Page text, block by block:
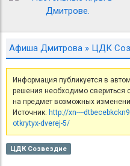
Афиша Дмитрова » ЦДК
Информация публикуется в
решения необходимо свериться
на предмет возможных
Источник: http://xn----
otkrytyx-dverej-5/
ЦДК Созвездие